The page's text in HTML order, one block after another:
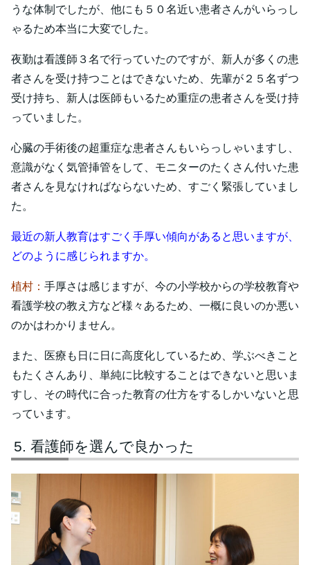
うな体制でしたが、他にも５０名近い患者さんがいらっし
ゃるため本当に大変でした。
夜勤は看護師３名で行っていたのですが、新人が多くの患
者さんを受け持つことはできないため、先輩が２５名ずつ
受け持ち、新人は医師もいるため重症の患者さんを受け持
っていました。
心臓の手術後の超重症な患者さんもいらっしゃいますし、
意識がなく気管挿管をして、モニターのたくさん付いた患
者さんを見なければならないため、すごく緊張していまし
た。
最近の新人教育はすごく手厚い傾向があると思いますが、
どのように感じられますか。
植村： 手厚さは感じますが、今の小学校からの学校教育や
看護学校の教え方など様々あるため、一概に良いのか悪い
のかはわかりません。
また、医療も日に日に高度化しているため、学ぶべきこと
もたくさんあり、単純に比較することはできないと思いま
すし、その時代に合った教育の仕方をするしかいないと思
っています。
看護師を選んで良かった